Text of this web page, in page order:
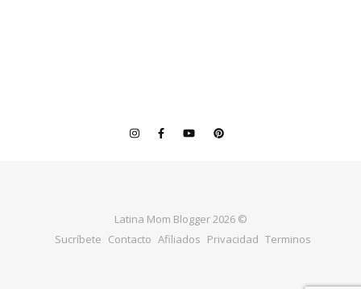
Latina Mom Blogger 2026 ©
Sucríbete Contacto Afiliados Privacidad Terminos